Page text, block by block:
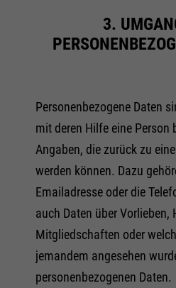
3.
Personenbezogene Daten
mit deren Hilfe eine Person
Angaben, die zurück zu
werden können. Dazu
Emailadresse oder die
auch Daten über Vorlieben,
Mitgliedschaften oder
jemandem angesehen
personenbezogenen Daten.